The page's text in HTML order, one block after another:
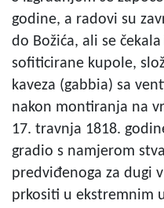
godine, a radovi su
do Božića, ali se
sofiticirane kupole,
kaveza (gabbia) sa
nakon montiranja na
17. travnja 1818.
gradio s namjerom
predviđenoga za dugi
prkositi u ekstremnim